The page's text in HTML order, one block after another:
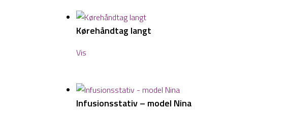
Kørehåndtag langt
Vis
Infusionsstativ – model Nina